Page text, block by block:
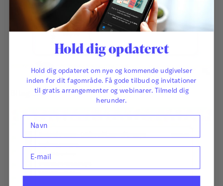
Bilag 3A
Hold dig opdateret
Hold dig opdateret om nye og kommende udgivelser
inden for dit fagområde. Få gode tilbud og invitationer
til gratis arrangementer og webinarer. Tilmeld dig
herunder.
Navn
E-mail